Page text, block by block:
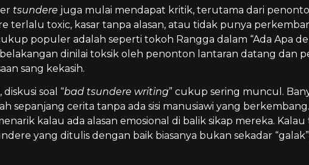
tsundere juga mulai mendapat kritik, terutama dari
terlalu toxic, kasar tanpa alasan, atau tidak punya
populer adalah seperti tokoh Rangga dalam “Ada Apa
dinilai toksik oleh penonton lantaran datang dan
sang kekasih.
soal “bad tsundere writing” cukup sering muncul.
sepanjang cerita tanpa ada sisi manusiawi yang
kalau ada alasan emosional di balik sikap mereka.
yang ditulis dengan baik biasanya bukan sekadar